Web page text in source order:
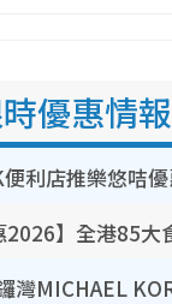
優惠情報